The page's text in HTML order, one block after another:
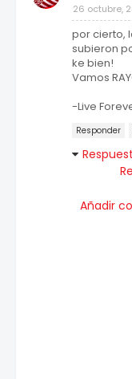
26 octubre,
por cierto,
subieron
ke bien!
Vamos
-Live
Responder
Añadir